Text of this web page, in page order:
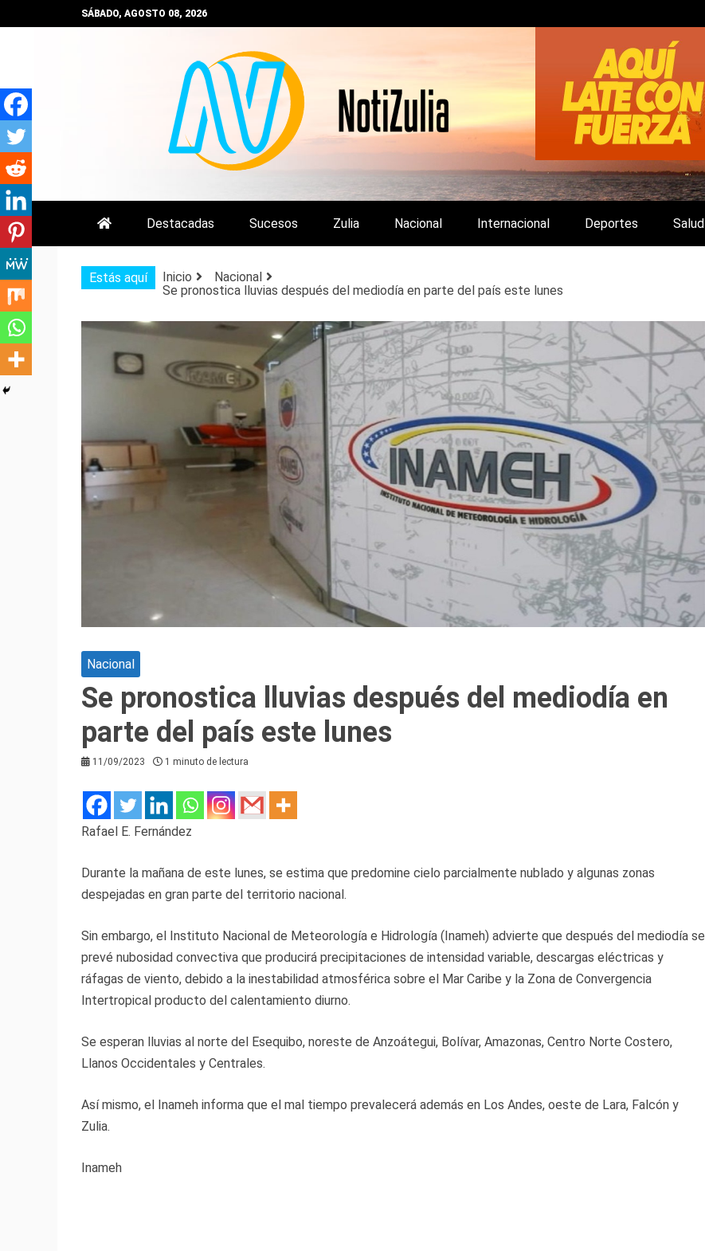
al
SÁBADO, AGOSTO 08, 2026
NOTIZULIA
NOTICIAS DEL ZULIA, VENEZUELA Y DE INTERÉS GENERAL.
Destacadas Sucesos Zulia Nacional Internacional Deportes Salud
Estás aquí Inicio
Nacional
Se pronostica lluvias después del mediodía en parte del país este lunes
Nacional
Se pronostica lluvias después del mediodía en
parte del país este lunes
11/09/2023 1 minuto de lectura
Rafael E. Fernández
Durante la mañana de este lunes, se estima que predomine cielo parcialmente nublado y algunas zonas
despejadas en gran parte del territorio nacional.
Sin embargo, el Instituto Nacional de Meteorología e Hidrología (Inameh) advierte que después del mediodía se
prevé nubosidad convectiva que producirá precipitaciones de intensidad variable, descargas eléctricas y
ráfagas de viento, debido a la inestabilidad atmosférica sobre el Mar Caribe y la Zona de Convergencia
Intertropical producto del calentamiento diurno.
Se esperan lluvias al norte del Esequibo, noreste de Anzoátegui, Bolívar, Amazonas, Centro Norte Costero,
Llanos Occidentales y Centrales.
Así mismo, el Inameh informa que el mal tiempo prevalecerá además en Los Andes, oeste de Lara, Falcón y
Zulia.
Inameh